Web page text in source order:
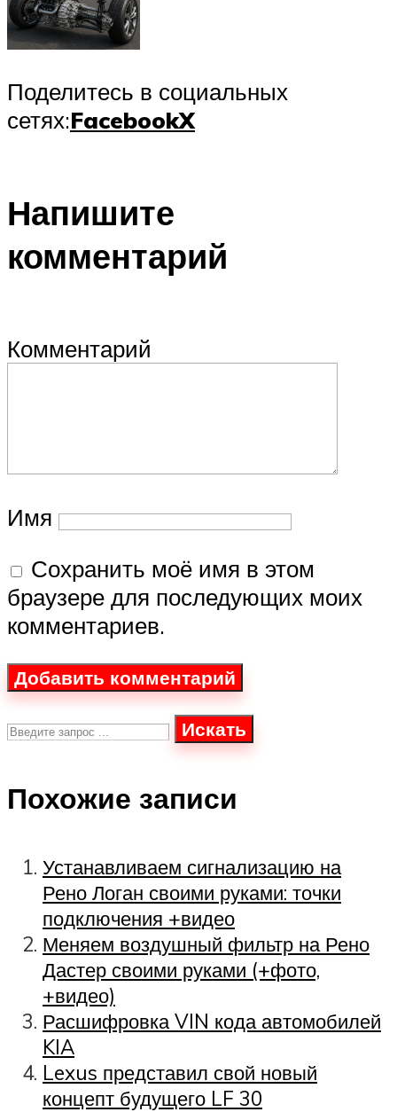
Поделитесь в социальных
сетях:FacebookX
Напишите
комментарий
Комментарий
Имя
Сохранить моё имя в этом
браузере для последующих моих
комментариев.
Искать
Похожие записи
Устанавливаем сигнализацию на
Рено Логан своими руками: точки
подключения +видео
Меняем воздушный фильтр на Рено
Дастер своими руками (+фото,
+видео)
Расшифровка VIN кода автомобилей
KIA
Lexus представил свой новый
концепт будущего LF 30